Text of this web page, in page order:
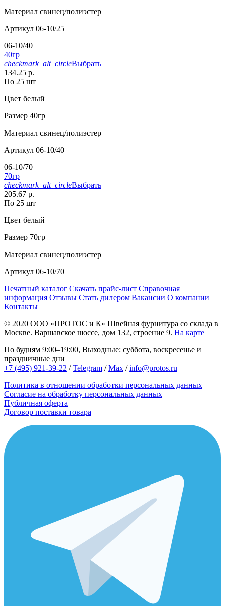
Материал свинец/полиэстер
Артикул 06-10/25
06-10/40
40гр
checkmark_alt_circleВыбрать
134.25 р.
По 25 шт
Цвет белый
Размер 40гр
Материал свинец/полиэстер
Артикул 06-10/40
06-10/70
70гр
checkmark_alt_circleВыбрать
205.67 р.
По 25 шт
Цвет белый
Размер 70гр
Материал свинец/полиэстер
Артикул 06-10/70
Печатный каталог Скачать прайс-лист Справочная
информация Отзывы Стать дилером Вакансии О компании
Контакты
© 2020 ООО «ПРОТОС и К» Швейная фурнитура со склада в
Москве. Варшавское шоссе, дом 132, строение 9. На карте
По будням 9:00–19:00, Выходные: суббота, воскресенье и
праздничные дни
+7 (495) 921-39-22 /Telegram /Max /info@protos.ru
Политика в отношении обработки персональных данных
Согласие на обработку персональных данных
Публичная оферта
Договор поставки товара